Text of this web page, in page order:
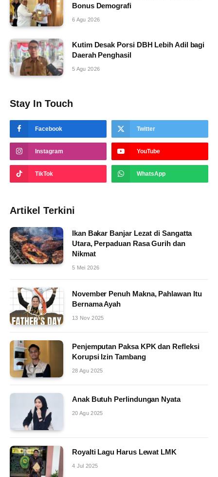
Bonus Demografi
6 Agu 2026
Kutim Desak Porsi DBH Lebih Adil bagi
Daerah Penghasil
5 Agu 2026
Stay In Touch
Facebook Twitter
Instagram YouTube
TikTok WhatsApp
Artikel Terkini
Ikan Bakar Banjar Lezat di Sangatta
Utara, Perpaduan Rasa Gurih dan
Nikmat
5 Mei 2026
November Penuh Makna, Pahlawan Itu
Bernama Ayah
13 Nov 2025
Penjemputan Paksa KPK dan Refleksi
Korupsi Izin Tambang
28 Agu 2025
Anak Butuh Perlindungan Nyata
20 Agu 2025
Royalti Lagu Harus Lewat LMK
4 Jul 2025